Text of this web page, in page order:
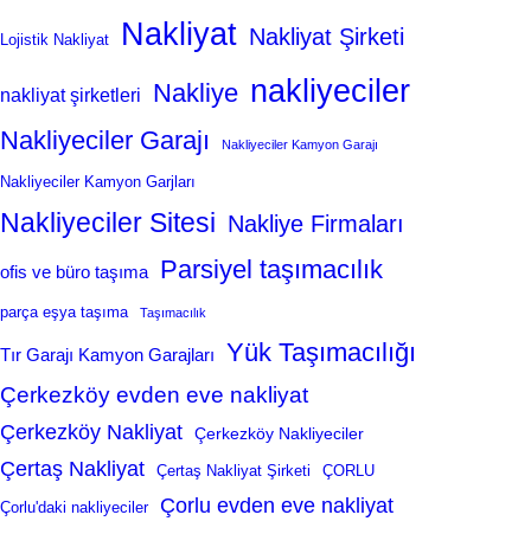
Lojistik Nakliyat Nakliyat Nakliyat Şirketi
nakliyat şirketleri Nakliye nakliyeciler
Nakliyeciler Garajı Nakliyeciler Kamyon Garajı
Nakliyeciler Kamyon Garjları
Nakliyeciler Sitesi Nakliye Firmaları
ofis ve büro taşıma Parsiyel taşımacılık
parça eşya taşıma Taşımacılık
Tır Garajı Kamyon Garajları Yük Taşımacılığı
Çerkezköy evden eve nakliyat
Çerkezköy Nakliyat Çerkezköy Nakliyeciler
Çertaş Nakliyat Çertaş Nakliyat Şirketi ÇORLU
Çorlu'daki nakliyeciler Çorlu evden eve nakliyat